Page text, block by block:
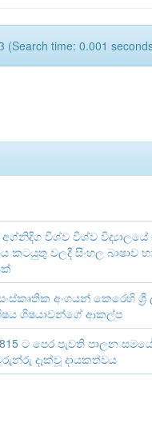
(Search time: 0.001
අග්නිදිග විශ්ව විශ්ව
කටයුතු වලදී සිංහල බාෂාව
අංගයන් කෙරෙහි ශ්‍රී
ශිෂයාවන්ගේ ආකල්ප
ට පෙර පැවති පාලන
දෑක්වූ දායකත්වය